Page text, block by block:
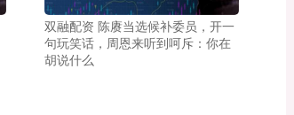
双融配资 陈赓当选候补委员，开一
句玩笑话，周恩来听到呵斥：你在
胡说什么